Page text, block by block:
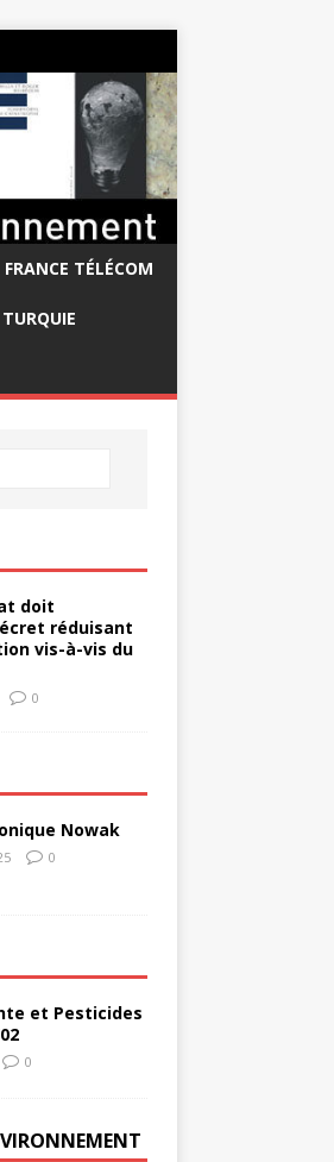
TÉLÉCOM
TURQUIE
doit
réduisant
vis-à-vis du
0
Nowak
0
et Pesticides
0